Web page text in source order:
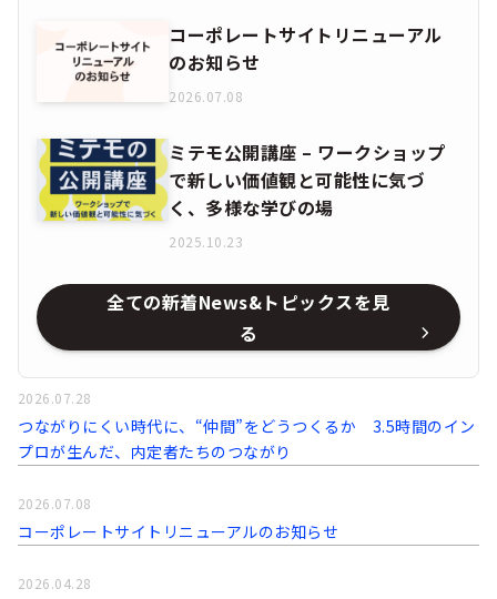
コーポレートサイトリニューアル
のお知らせ
2026.07.08
ミテモ公開講座 – ワークショップ
で新しい価値観と可能性に気づ
く、多様な学びの場
2025.10.23
全ての新着News&トピックスを見
る
つながりにくい時代に、“仲間”をどうつくるか 3.5時間のイン
プロが生んだ、内定者たちのつながり
2026.07.28
コーポレートサイトリニューアルのお知らせ
2026.07.08
2026.04.28